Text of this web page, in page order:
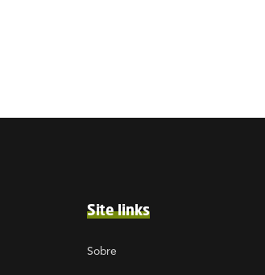
Site links
Sobre